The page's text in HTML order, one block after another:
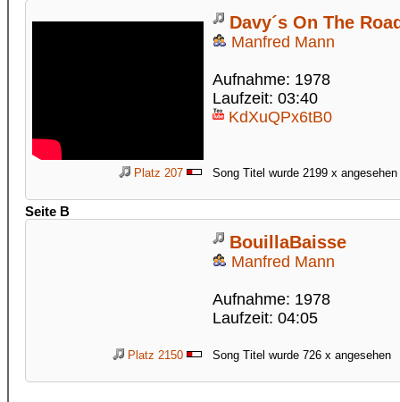
Davy´s On The
Manfred Mann
Aufnahme: 1978
Laufzeit: 03:40
KdXuQPx6tB0
Platz 207 Song Titel wurde 2199 x angesehen
Seite B
BouillaBaisse
Manfred Mann
Aufnahme: 1978
Laufzeit: 04:05
Platz 2150 Song Titel wurde 726 x angesehen